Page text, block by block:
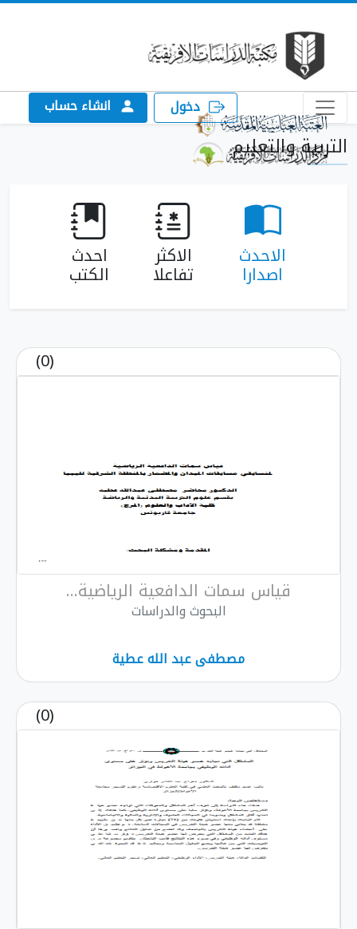
دخول انشاء حساب
التربية والتعليم
الاحدث
اصدارا
الاكثر
تفاعلا
احدث
الكتب
(0)
قياس سمات الدافعية الرياضية...
البحوث والدراسات
مصطفى عبد الله عطية
(0)